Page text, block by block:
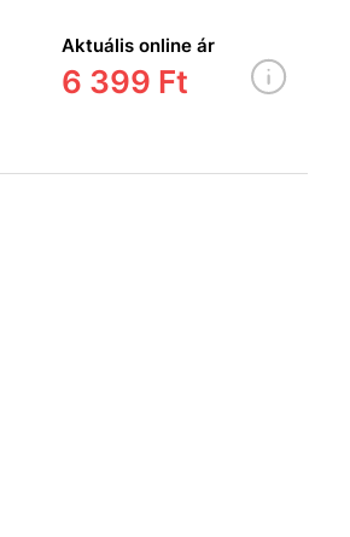
Aktuális online ár
6 399 Ft